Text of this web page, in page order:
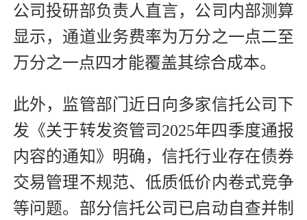
公司投研部负责人直言，公司内部测算
显示，通道业务费率为万分之一点二至
万分之一点四才能覆盖其综合成本。
此外，监管部门近日向多家信托公司下
发《关于转发资管司2025年四季度通报
内容的通知》明确，信托行业存在债券
交易管理不规范、低质低价内卷式竞争
等问题。部分信托公司已启动自查并制